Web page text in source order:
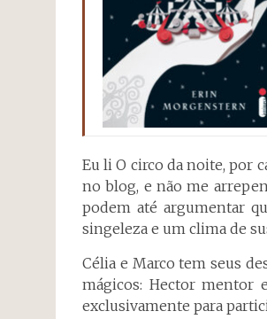
Eu li O circo da noite, por
no blog, e não me
podem até argumentar
singeleza e um clima de
Célia e Marco tem seus
mágicos: Hector mentor
exclusivamente para